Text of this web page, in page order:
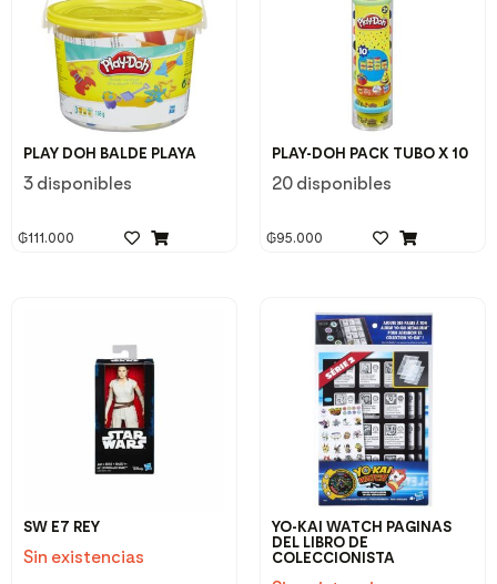
PLAY DOH BALDE PLAYA
3 disponibles
₲111.000
PLAY-DOH PACK TUBO X 10
20 disponibles
₲95.000
SW E7 REY
Sin existencias
YO-KAI WATCH PAGINAS
DEL LIBRO DE
COLECCIONISTA